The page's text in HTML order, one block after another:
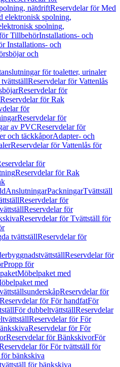
nätdriftReservdelar för Med
elektronisk spolning,
spolning,
TillbehörInstallations- och
Installations- och
och
för toaletter, urinaler
Reservdelar för Vattenlås
Reservdelar för
Reservdelar för Rak
för
Reservdelar för
av PVCReservdelar för
och täckkåporAdapter- och
Reservdelar för Vattenlås för
för
Reservdelar för Rak
AnslutningarPackningarTvättställ
Reservdelar för
Reservdelar för
Reservdelar för Tvättställ för
tvättställReservdelar för
Reservdelar för
Propp för
Möbelpaket med
med
Reservdelar för
Reservdelar för För handfatFör
För dubbeltvättställReservdelar
Reservdelar för För
Reservdelar för För
Reservdelar för BänkskivorFör
för För tvättställ för
bänkskiva
för bänkskiva